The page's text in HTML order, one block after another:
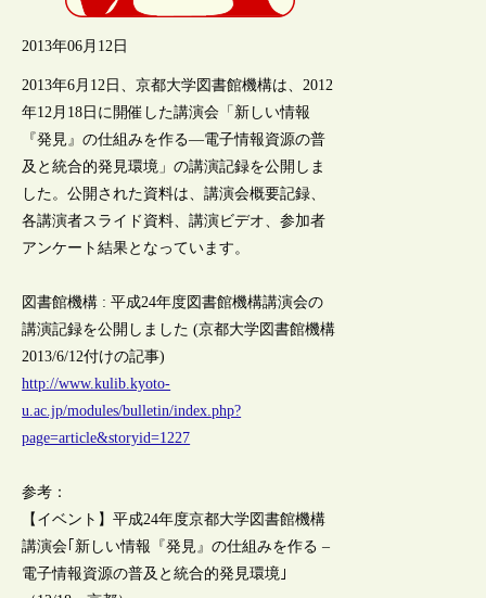
2013年06月12日
2013年6月12日、京都大学図書館機構は、2012
年12月18日に開催した講演会「新しい情報
『発見』の仕組みを作る―電子情報資源の普
及と統合的発見環境」の講演記録を公開しま
した。公開された資料は、講演会概要記録、
各講演者スライド資料、講演ビデオ、参加者
アンケート結果となっています。
図書館機構 : 平成24年度図書館機構講演会の
講演記録を公開しました (京都大学図書館機構
2013/6/12付けの記事)
http://www.kulib.kyoto-
u.ac.jp/modules/bulletin/index.php?
page=article&storyid=1227
参考：
【イベント】平成24年度京都大学図書館機構
講演会｢新しい情報『発見』の仕組みを作る –
電子情報資源の普及と統合的発見環境｣